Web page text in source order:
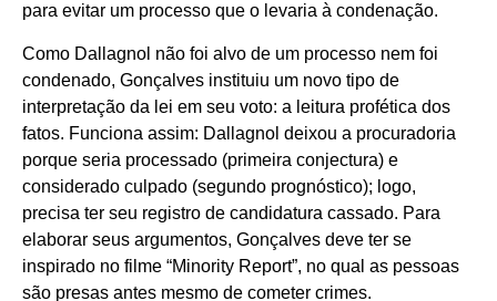
para evitar um processo que o levaria à condenação.
Como Dallagnol não foi alvo de um processo nem foi
condenado, Gonçalves instituiu um novo tipo de
interpretação da lei em seu voto: a leitura profética dos
fatos. Funciona assim: Dallagnol deixou a procuradoria
porque seria processado (primeira conjectura) e
considerado culpado (segundo prognóstico); logo,
precisa ter seu registro de candidatura cassado. Para
elaborar seus argumentos, Gonçalves deve ter se
inspirado no filme “Minority Report”, no qual as pessoas
são presas antes mesmo de cometer crimes.